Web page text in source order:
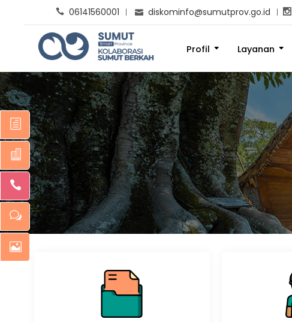
06141560001 diskominfo@sumutprov.go.id
Profil Layanan